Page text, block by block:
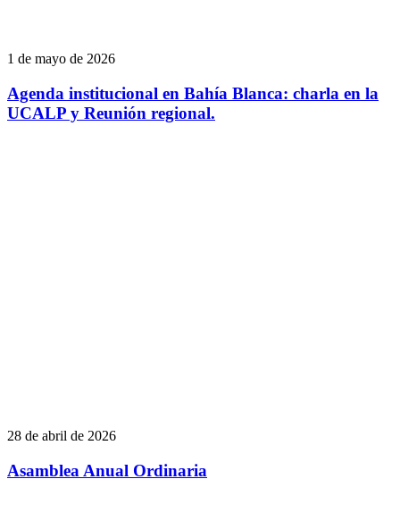
1 de mayo de 2026
Agenda institucional en Bahía Blanca: charla en la
UCALP y Reunión regional.
28 de abril de 2026
Asamblea Anual Ordinaria